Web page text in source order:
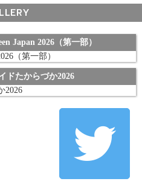
Japan 2026（第一部）
ドたからづか2026